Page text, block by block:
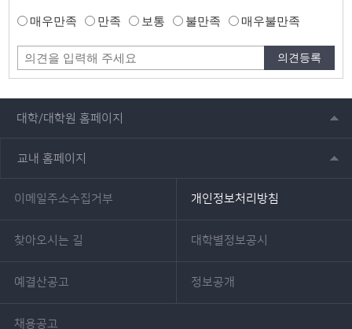
매우만족 만족 보통 불만족 매우불만족
대학/대학원 홈페이지
교내 홈페이지
이메일주소수집거부 개인정보처리방침
찾아오시는 길 대학별정보공시
예결산공고 정보공개
채용공고